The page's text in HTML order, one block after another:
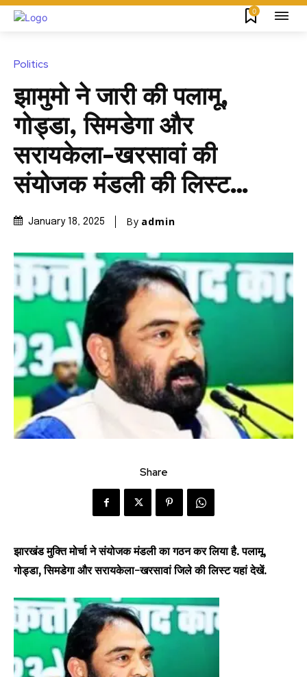
0
Politics
झामुमो ने जारी की पलामू,
गोड्डा, सिमडेगा और
सरायकेला-खरसावां की
संयोजक मंडली की लिस्ट…
January 18, 2025 By admin
Share
झारखंड मुक्ति मोर्चा ने संयोजक मंडली का गठन कर लिया है. पलामू,
गोड्डा, सिमडेगा और सरायकेला-खरसावां जिले की लिस्ट यहां देखें.